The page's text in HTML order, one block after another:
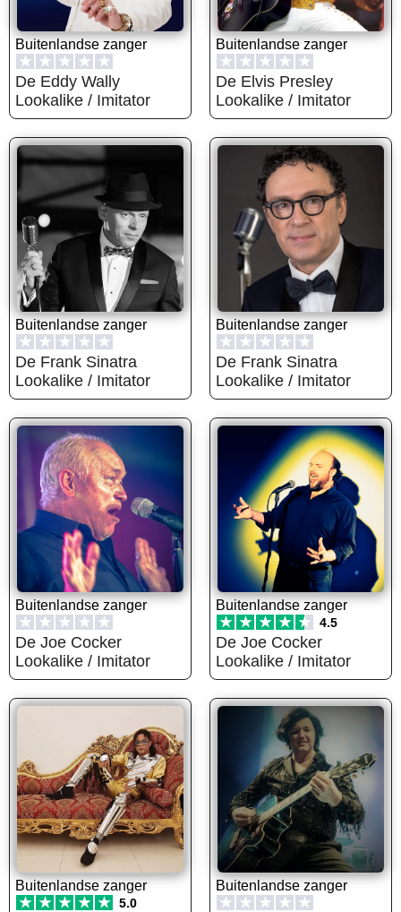
Buitenlandse zanger
★ ★ ★ ★ ★
De Eddy Wally
Lookalike / Imitator
Buitenlandse zanger
★ ★ ★ ★ ★
De Elvis Presley
Lookalike / Imitator
Buitenlandse zanger
★ ★ ★ ★ ★
De Frank Sinatra
Lookalike / Imitator
Buitenlandse zanger
★ ★ ★ ★ ★
De Frank Sinatra
Lookalike / Imitator
Buitenlandse zanger
★ ★ ★ ★ ★
De Joe Cocker
Lookalike / Imitator
Buitenlandse zanger
★ ★ ★ ★ ★ 4.5
De Joe Cocker
Lookalike / Imitator
Buitenlandse zanger
★ ★ ★ ★ ★ 5.0
Buitenlandse zanger
★ ★ ★ ★ ★